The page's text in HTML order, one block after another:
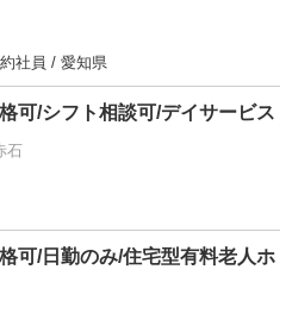
社員 / 愛知県
可/シフト相談可/デイサービス
石
可/日勤のみ/住宅型有料老人ホ